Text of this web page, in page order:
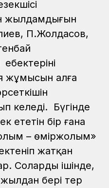
жылдамдығын
П.Жолдасов,
жұмысын алға
келеді. Бүгінде
ететін бір ғана
– өміржолым»
жатқан
Солардың ішінде,
бері тер